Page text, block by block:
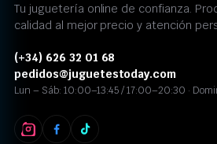
Tu juguetería online de confianza.
calidad al mejor precio y atención
(+34) 626 32 01 68
pedidos@juguetestoday.com
Lun – Sáb: 10:00–13:45 / 17:00–20:30 ·